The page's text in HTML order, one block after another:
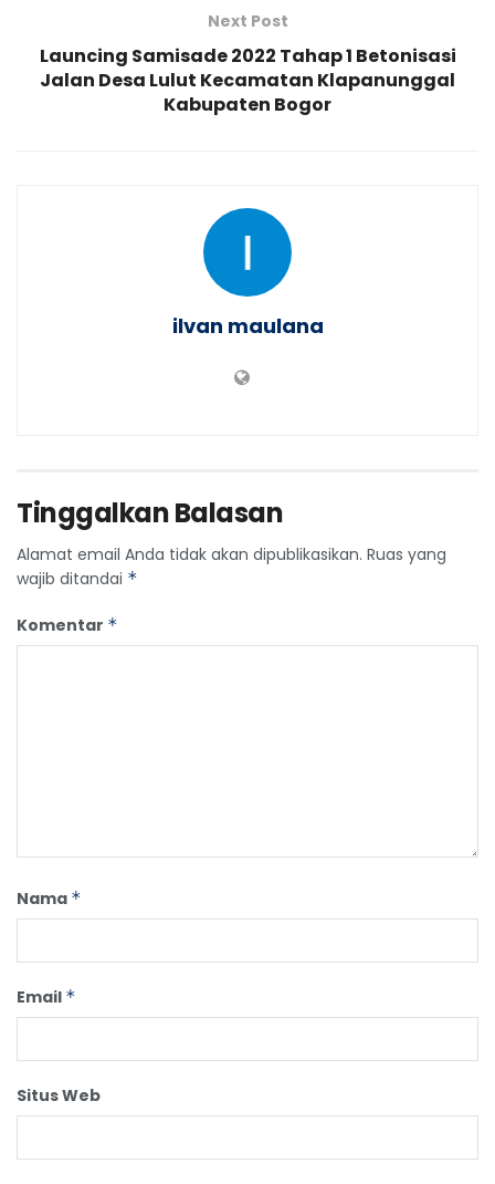
Next Post
Launcing Samisade 2022 Tahap 1 Betonisasi
Jalan Desa Lulut Kecamatan Klapanunggal
Kabupaten Bogor
ilvan maulana
Tinggalkan Balasan
Alamat email Anda tidak akan dipublikasikan. Ruas yang
wajib ditandai *
Komentar *
Nama *
Email *
Situs Web